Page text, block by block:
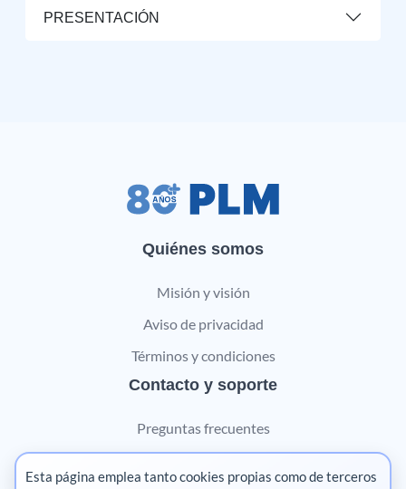
PRESENTACIÓN
Quiénes somos
Misión y visión
Aviso de privacidad
Términos y condiciones
Contacto y soporte
Preguntas frecuentes
Esta página emplea tanto cookies propias como de terceros